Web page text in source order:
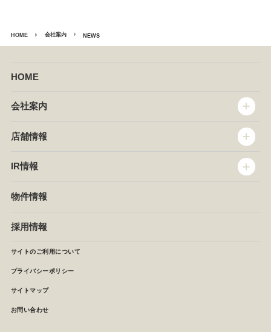
HOME 会社案内 NEWS
HOME
会社案内
企業情報
セントラルキッチン
NEWS
店舗情報
椿屋珈琲
イタリアンダイニングDONA
店舗検索
IR情報
IRニュース
月次報告
決算短信
株主の皆様へ
よくあるご質問 (株主優待制度)
物件情報
採用情報
サイトのご利用について
プライバシーポリシー
サイトマップ
お問い合わせ